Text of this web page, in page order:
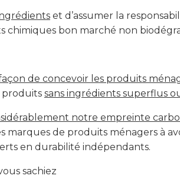
et d’assumer la
chimiques bon marché non
de concevoir les produits
produits sans ingrédients superflus
notre empreinte
marques de produits ménagers à
en durabilité indépendants.
sachiez